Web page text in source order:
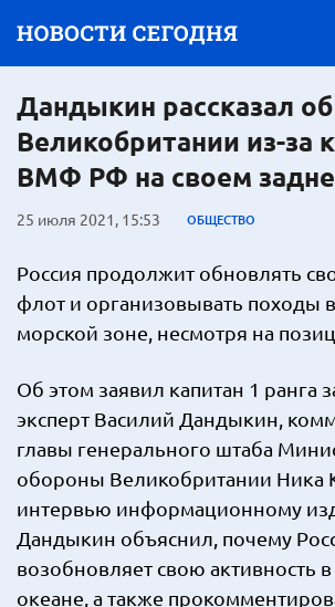
Дандыкин рассказал
Великобритании из-за
ВМФ РФ на своем
25 июля 2021, 15:53 ОБЩЕСТВО
Россия продолжит обновлять
флот и организовывать походы
морской зоне, несмотря на
Об этом заявил капитан 1 ранга
эксперт Василий Дандыкин,
главы генерального штаба
обороны Великобритании Ника
интервью информационному
Дандыкин объяснил, почему
возобновляет свою активность
океане, а также